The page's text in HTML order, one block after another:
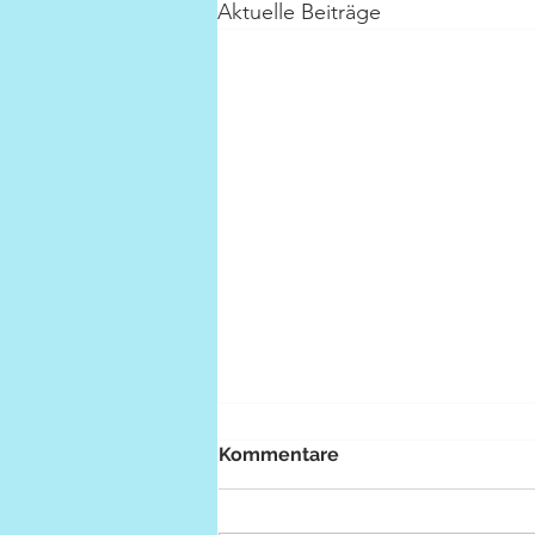
Aktuelle Beiträge
Kommentare